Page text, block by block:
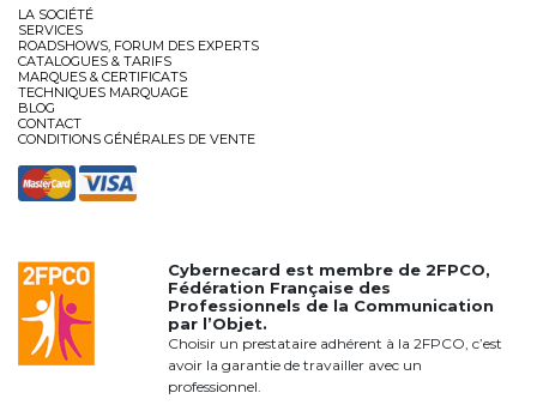
LA SOCIÉTÉ
SERVICES
ROADSHOWS, FORUM DES EXPERTS
CATALOGUES & TARIFS
MARQUES & CERTIFICATS
TECHNIQUES MARQUAGE
BLOG
CONTACT
CONDITIONS GÉNÉRALES DE VENTE
Cybernecard est membre de2FPCO,
Fédération Française des
Professionnels de la Communication
par l’Objet.
Choisir un prestataire adhérent à la 2FPCO, c’est
avoir la garantie de travailler avec un
professionnel.